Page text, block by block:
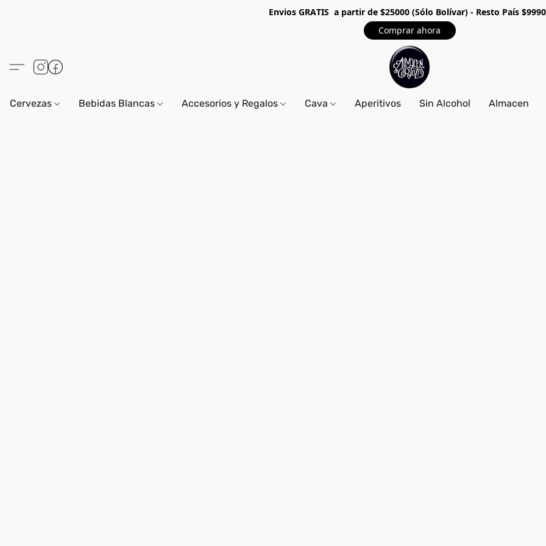
Envios GRATIS a partir de $25000 (Sólo Bolívar) - Resto País
Comprar ahora
Cervezas Bebidas Blancas Accesorios y Regalos Cava Aperitivos Sin Alcohol Almacen